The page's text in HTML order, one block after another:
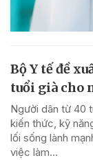
Bộ Y tế đề
tuổi già cho
Người dân từ 40
kiến thức, kỹ
lối sống lành
việc làm...